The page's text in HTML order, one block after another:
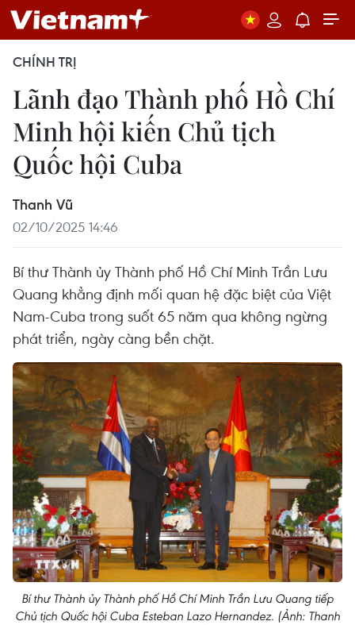
CHÍNH TRỊ
Lãnh đạo Thành phố Hồ Chí
Minh hội kiến Chủ tịch
Quốc hội Cuba
Thanh Vũ
02/10/2025 14:46
Bí thư Thành ủy Thành phố Hồ Chí Minh Trần Lưu
Quang khẳng định mối quan hệ đặc biệt của Việt
Nam-Cuba trong suốt 65 năm qua không ngừng
phát triển, ngày càng bền chặt.
Bí thư Thành ủy Thành phố Hồ Chí Minh Trần Lưu Quang tiếp
Chủ tịch Quốc hội Cuba Esteban Lazo Hernandez. (Ảnh: Thanh